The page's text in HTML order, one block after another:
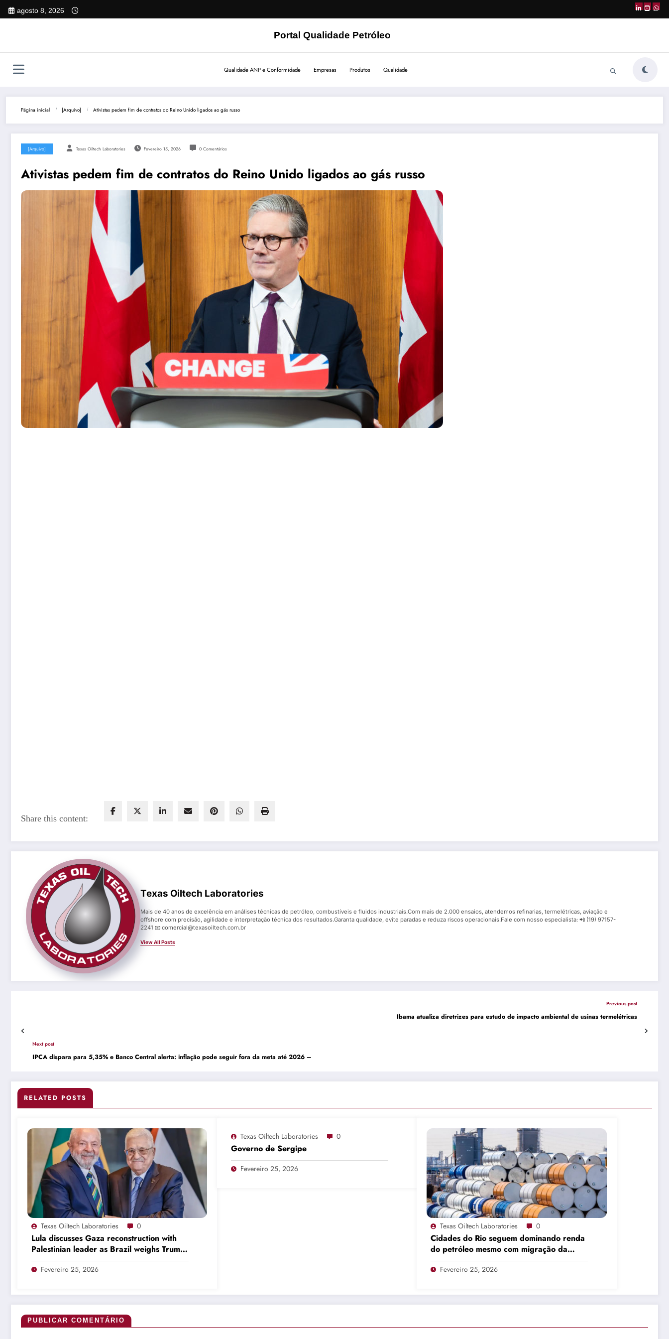
para
o
agosto 8, 2026
Portal Qualidade Petróleo
Qualidade ANP e Conformidade Empresas Produtos Qualidade
Página inicial [Arquivo] Ativistas pedem fim de contratos do Reino Unido ligados ao gás russo
[Arquivo] Texas Oiltech Laboratories Fevereiro 15, 2026 0 Comentários
Ativistas pedem fim de contratos do Reino Unido ligados ao gás russo
Share this content:
Texas Oiltech Laboratories
Mais de 40 anos de excelência em análises técnicas de petróleo, combustíveis e fluidos industriais.Com mais de 2.000 ensaios, atendemos refinarias, termelétricas, aviação e
offshore com precisão, agilidade e interpretação técnica dos resultados.Garanta qualidade, evite paradas e reduza riscos operacionais.Fale com nosso especialista: 📲 (19) 97157-
2241 📧 comercial@texasoiltech.com.br
View All Posts
Previous post
Ibama atualiza diretrizes para estudo de impacto ambiental de usinas termelétricas
Next post
IPCA dispara para 5,35% e Banco Central alerta: inflação pode seguir fora da meta até 2026 –
RELATED POSTS
Texas Oiltech Laboratories 0
Lula discusses Gaza reconstruction with
Palestinian leader as Brazil weighs Trump
invitation
Fevereiro 25, 2026
Texas Oiltech Laboratories 0
Governo de Sergipe
Fevereiro 25, 2026
Texas Oiltech Laboratories 0
Cidades do Rio seguem dominando renda
do petróleo mesmo com migração da
produção
Fevereiro 25, 2026
PUBLICAR COMENTÁRIO